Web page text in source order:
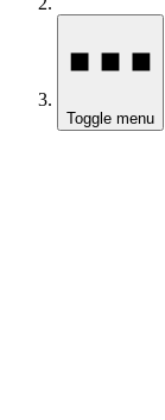
Toggle menu